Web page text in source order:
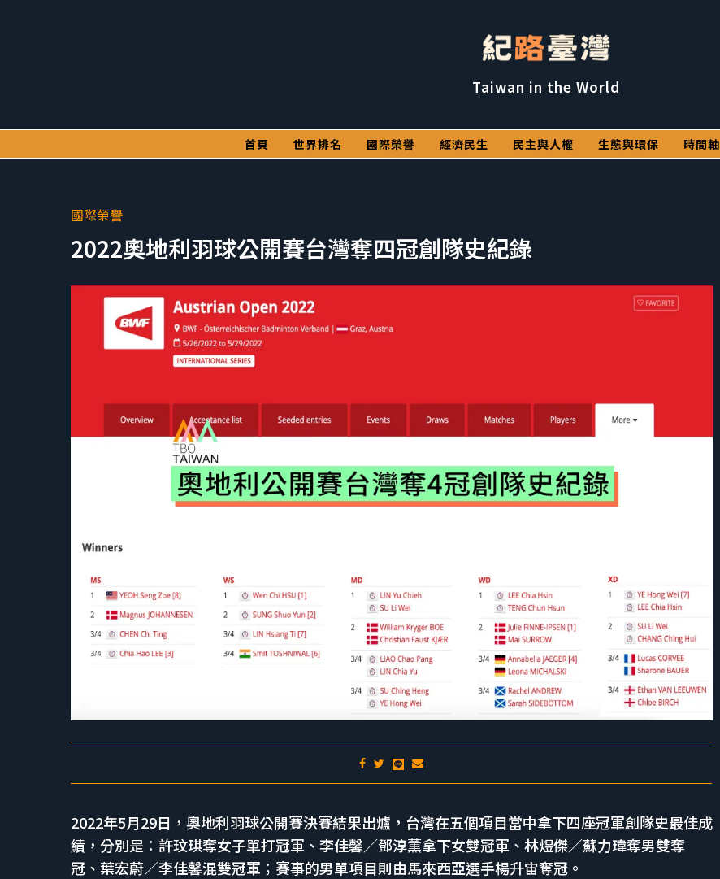
Taiwan in the World
首頁 世界排名 國際榮譽 經濟民生 民主與人權 生態與環保 時間軸
國際榮譽
2022奧地利羽球公開賽台灣奪四冠創隊史紀錄
2022年5月29日，奧地利羽球公開賽決賽結果出爐，台灣在五個項目當中拿下四座冠軍創隊史最佳成
績，分別是：許玟琪奪女子單打冠軍、李佳馨／鄧淳薫拿下女雙冠軍、林煜傑／蘇力瑋奪男雙奪
冠、葉宏蔚／李佳馨混雙冠軍；賽事的男單項目則由馬來西亞選手楊升宙奪冠。